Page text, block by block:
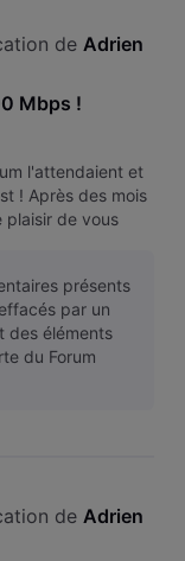
de Adrien
Mbps !
l'attendaient et
! Après des mois
plaisir de vous
présents
par un
des éléments
du Forum
de Adrien